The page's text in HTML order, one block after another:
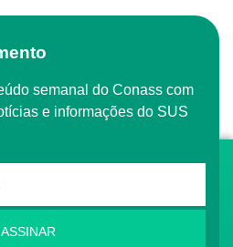
e informações do SUS
ASSINAR